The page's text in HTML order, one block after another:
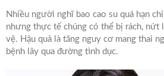
Nhiều người nghĩ bao cao su quá hạn
nhưng thực tế chúng có thể bị rách, nứt
vệ. Hậu quả là tăng nguy cơ mang thai
bệnh lây qua đường tình dục.